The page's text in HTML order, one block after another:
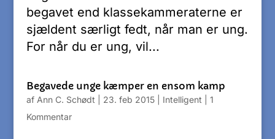
begavet end klassekammeraterne er
sjældent særligt fedt, når man er ung.
For når du er ung, vil...
Begavede unge kæmper en ensom kamp
af Ann C. Schødt 23. feb 2015| Intelligent
1
Kommentar